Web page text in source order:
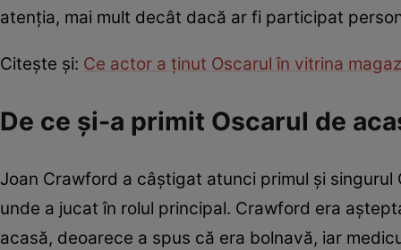
atenția, mai mult decât dacă ar fi participat
Citește și: Ce actor a ținut Oscarul în vitrina
De ce și-a primit Oscarul de
Joan Crawford a câștigat atunci primul și singurul
unde a jucat în rolul principal. Crawford era
acasă, deoarece a spus că era bolnavă, iar